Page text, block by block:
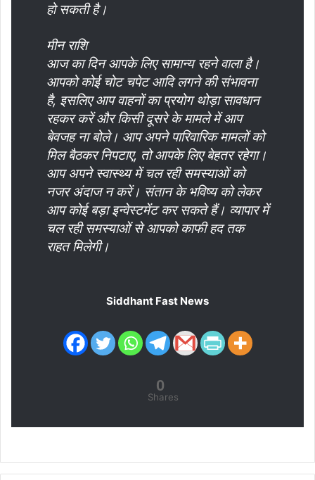
हो सकती है।
मीन राशि
आज का दिन आपके लिए सामान्य रहने वाला है।
आपको कोई चोट चपेट आदि लगने की संभावना
है, इसलिए आप वाहनों का प्रयोग थोड़ा सावधान
रहकर करें और किसी दूसरे के मामले में आप
बेवजह ना बोले। आप अपने पारिवारिक मामलों को
मिल बैठकर निपटाए, तो आपके लिए बेहतर रहेगा।
आप अपने स्वास्थ्य में चल रही समस्याओं को
नजर अंदाज न करें। संतान के भविष्य को लेकर
आप कोई बड़ा इन्वेस्टमेंट कर सकते हैं। व्यापार में
चल रही समस्याओं से आपको काफी हद तक
राहत मिलेगी।
Siddhant Fast News
0
Shares